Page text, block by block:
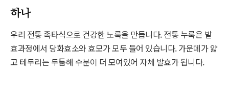
하나
우리 전통 족타식으로 건강한 노룩을 만듭니다. 전통 누룩은 발
효과정에서 당화효소와 효모가 모두 들어 있습니다. 가운데가 얇
고 테두리는 두툼해 수분이 더 모여있어 자체 발효가 됩니다.